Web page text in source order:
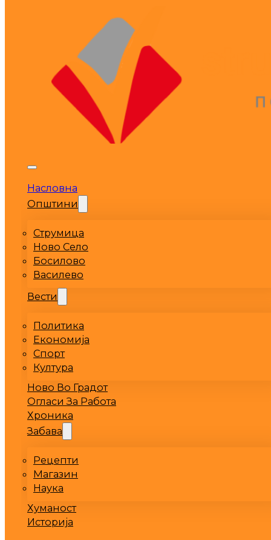
Насловна
Општини
Струмица
Ново Село
Босилово
Василево
Вести
Политика
Економија
Спорт
Култура
Ново Во Градот
Огласи За Работа
Хроника
Забава
Рецепти
Магазин
Наука
Хуманост
Историја